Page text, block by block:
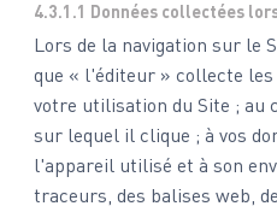
4.3.1.1 Données collectées
Lors de la navigation sur le
que « l'éditeur » collecte
votre utilisation du Site ; au
sur lequel il clique ; à vos
l'appareil utilisé et à son
traceurs, des balises web,